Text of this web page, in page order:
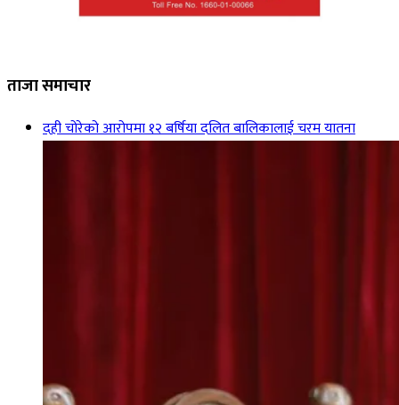
ताजा समाचार
दही चोरेको आरोपमा १२ बर्षिया दलित बालिकालाई चरम यातना